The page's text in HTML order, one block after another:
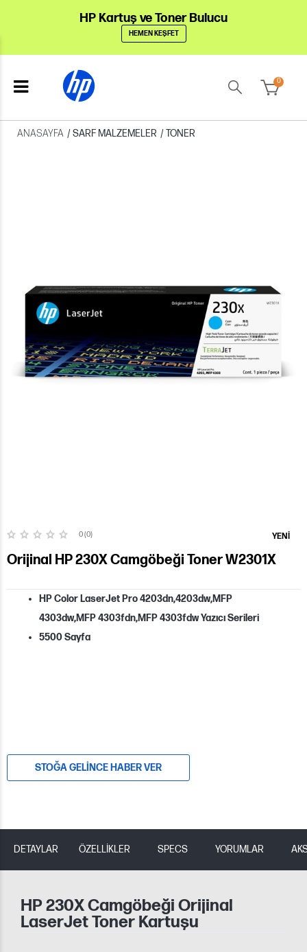
HP Kartuş ve Toner Bulucu
HEMEN KEŞFET
0
ANASAYFA /SARF MALZEMELER /TONER
YENI
0 (0)
Orijinal HP 230X Camgöbeği Toner W2301X
HP Color LaserJet Pro 4203dn,4203dw,MFP
4303dw,MFP 4303fdn,MFP 4303fdw Yazıcı Serileri
5500 Sayfa
STOĞA GELINCE HABER VER
DETAYLAR ÖZELLİKLER SPECS YORUMLAR
HP 230X Camgöbeği Orijinal
LaserJet Toner Kartuşu